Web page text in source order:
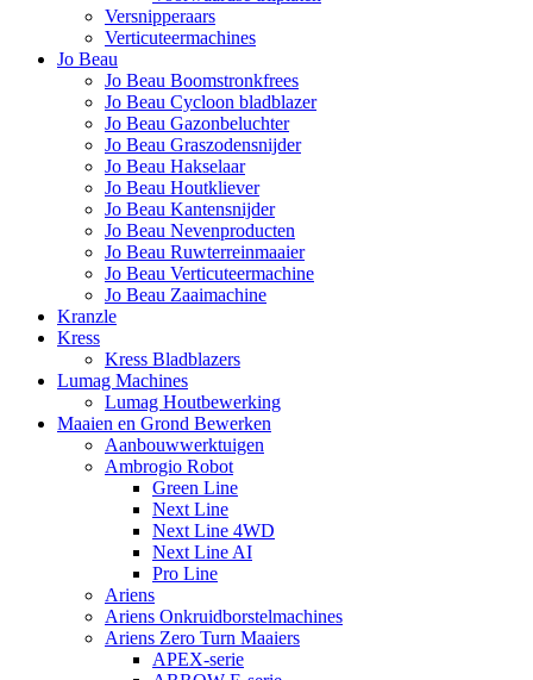
Versnipperaars
Verticuteermachines
Jo Beau
Jo Beau Boomstronkfrees
Jo Beau Cycloon bladblazer
Jo Beau Gazonbeluchter
Jo Beau Graszodensnijder
Jo Beau Hakselaar
Jo Beau Houtkliever
Jo Beau Kantensnijder
Jo Beau Nevenproducten
Jo Beau Ruwterreinmaaier
Jo Beau Verticuteermachine
Jo Beau Zaaimachine
Kranzle
Kress
Kress Bladblazers
Lumag Machines
Lumag Houtbewerking
Maaien en Grond Bewerken
Aanbouwwerktuigen
Ambrogio Robot
Green Line
Next Line
Next Line 4WD
Next Line AI
Pro Line
Ariens
Ariens Onkruidborstelmachines
Ariens Zero Turn Maaiers
APEX-serie